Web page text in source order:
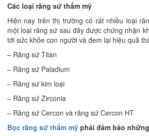
Các loại răng sứ thẩm mỹ
Hiện nay trên thị trường có rất nhiều loại
một loại răng sứ sau đây được chứng nhận
tới sức khỏe con người và đem lại hiệu quả
– Răng sứ Titan
– Răng sứ Paladium
– Răng sứ kim loại
– Răng sứ Zirconia
– Răng sứ Cercon và răng sứ Cercon HT
Bọc răng sứ thẩm mỹ phải đảm bảo